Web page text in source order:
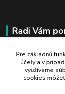
Radi Vám
+421 908
po-pia: 8.00 - 16.00
business@jtf.sk
Pre základnú
účely a v
využívame
cookies